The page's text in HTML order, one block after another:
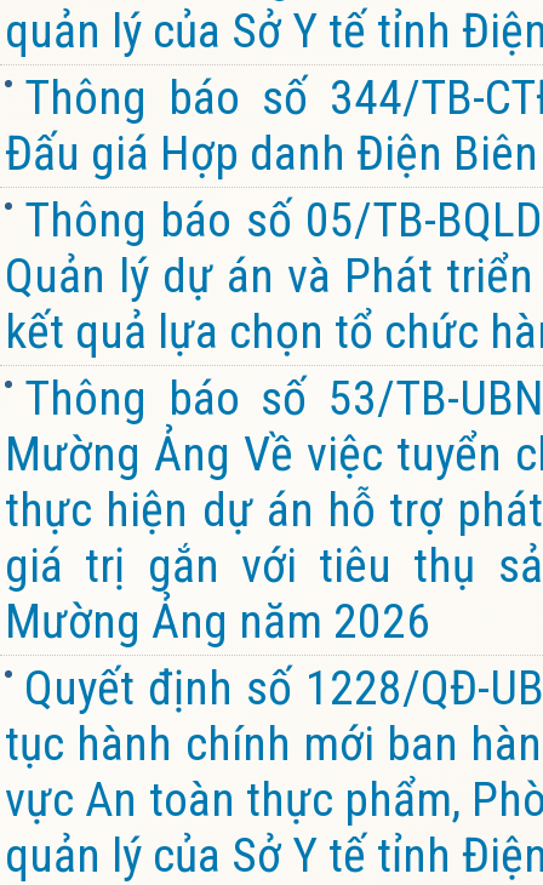
quản lý của Sở Y tế tỉnh
Thông báo số 344/TB-
Đấu giá Hợp danh Điện
Thông báo số 05/TB-
Quản lý dự án và Phát
kết quả lựa chọn tổ chức
Thông báo số 53/TB-
Mường Ảng Về việc tuyển
thực hiện dự án hỗ trợ
giá trị gắn với tiêu thụ
Mường Ảng năm 2026
Quyết định số 1228/QĐ-
tục hành chính mới ban
vực An toàn thực phẩm,
quản lý của Sở Y tế tỉnh